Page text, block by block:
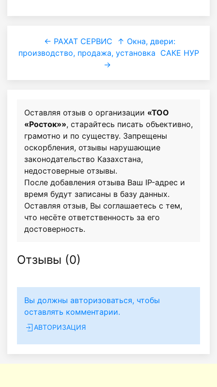
← РАХАТ СЕРВИС
↑ Окна, двери:
производство, продажа, установка САКЕ НУР
→
Оставляя отзыв о организации «ТОО
«Росток»», старайтесь писать объективно,
грамотно и по существу. Запрещены
оскорбления, отзывы нарушающие
законодательство Казахстана,
недостоверные отзывы.
После добавления отзыва Ваш IP-адрес и
время будут записаны в базу данных.
Оставляя отзыв, Вы соглашаетесь с тем,
что несёте ответственность за его
достоверность.
Отзывы (0)
Вы должны авторизоваться, чтобы
оставлять комментарии.
АВТОРИЗАЦИЯ